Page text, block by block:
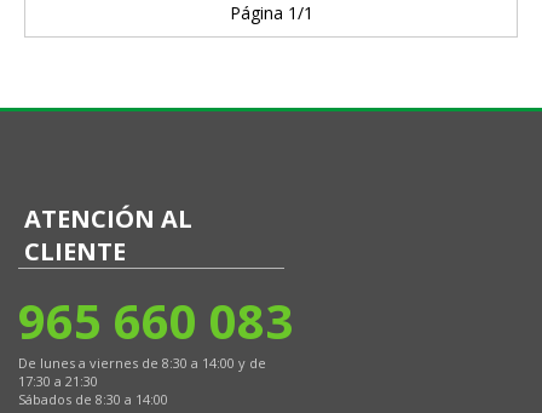
Página 1/1
ATENCIÓN AL
CLIENTE
965 660 083
De lunes a viernes de 8:30 a 14:00 y de
17:30 a 21:30
Sábados de 8:30 a 14:00